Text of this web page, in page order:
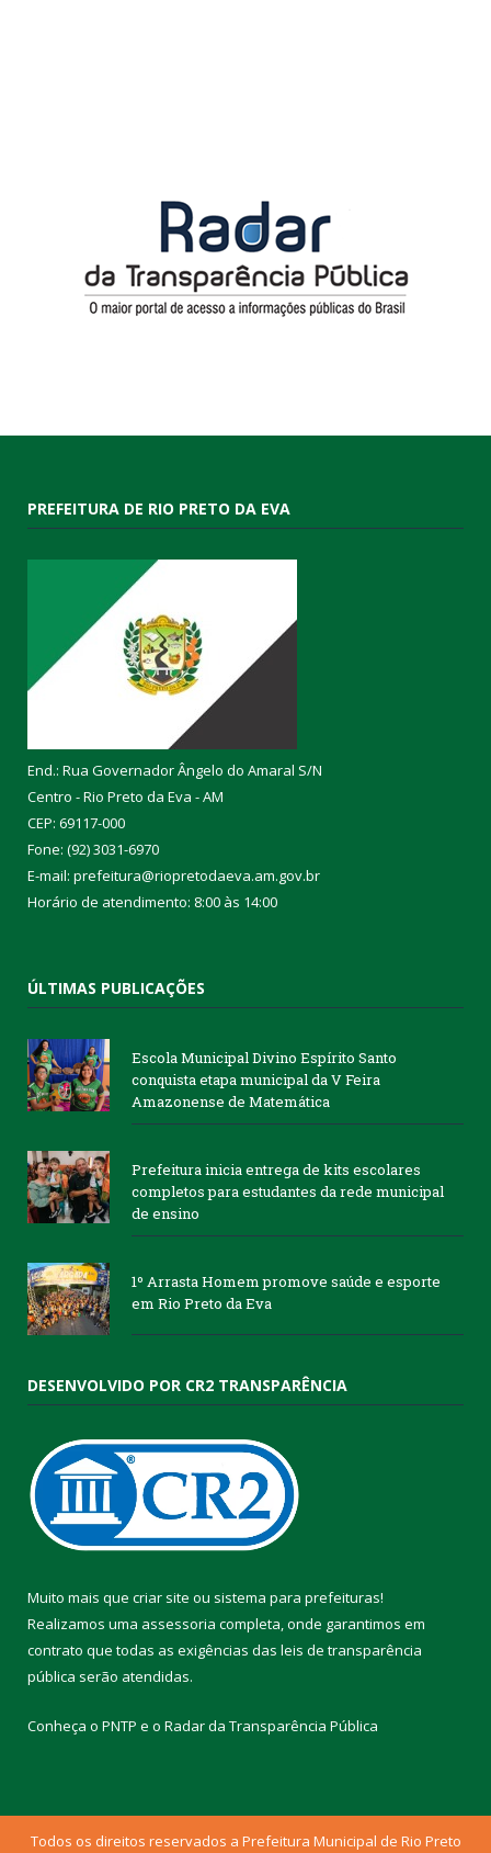
PREFEITURA DE RIO PRETO DA EVA
End.: Rua Governador Ângelo do Amaral S/N
Centro - Rio Preto da Eva - AM
CEP: 69117-000
Fone: (92) 3031-6970
E-mail: prefeitura@riopretodaeva.am.gov.br
Horário de atendimento: 8:00 às 14:00
ÚLTIMAS PUBLICAÇÕES
Escola Municipal Divino Espírito Santo
conquista etapa municipal da V Feira
Amazonense de Matemática
Prefeitura inicia entrega de kits escolares
completos para estudantes da rede municipal
de ensino
1º Arrasta Homem promove saúde e esporte
em Rio Preto da Eva
DESENVOLVIDO POR CR2 TRANSPARÊNCIA
Muito mais que criar site ou sistema para prefeituras!
Realizamos uma assessoria completa, onde garantimos em
contrato que todas as exigências das leis de transparência
pública serão atendidas.
Conheça o PNTP e o Radar da Transparência Pública
Todos os direitos reservados a Prefeitura Municipal de Rio Preto